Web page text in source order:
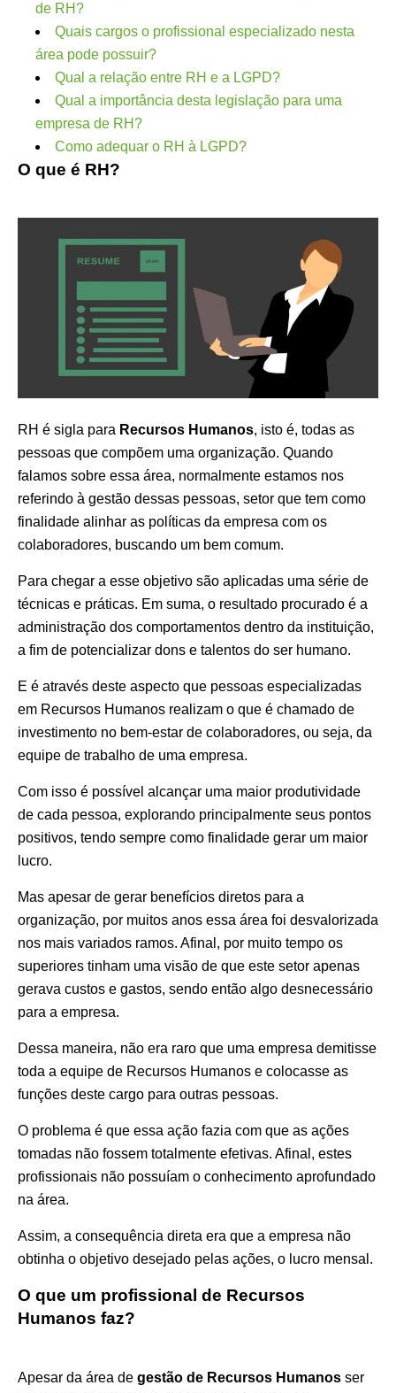
de RH?
Quais cargos o profissional especializado nesta
área pode possuir?
Qual a relação entre RH e a LGPD?
Qual a importância desta legislação para uma
empresa de RH?
Como adequar o RH à LGPD?
O que é RH?
RH é sigla para Recursos Humanos, isto é, todas as
pessoas que compõem uma organização. Quando
falamos sobre essa área, normalmente estamos nos
referindo à gestão dessas pessoas, setor que tem como
finalidade alinhar as políticas da empresa com os
colaboradores, buscando um bem comum.
Para chegar a esse objetivo são aplicadas uma série de
técnicas e práticas. Em suma, o resultado procurado é a
administração dos comportamentos dentro da instituição,
a fim de potencializar dons e talentos do ser humano.
E é através deste aspecto que pessoas especializadas
em Recursos Humanos realizam o que é chamado de
investimento no bem-estar de colaboradores, ou seja, da
equipe de trabalho de uma empresa.
Com isso é possível alcançar uma maior produtividade
de cada pessoa, explorando principalmente seus pontos
positivos, tendo sempre como finalidade gerar um maior
lucro.
Mas apesar de gerar benefícios diretos para a
organização, por muitos anos essa área foi desvalorizada
nos mais variados ramos. Afinal, por muito tempo os
superiores tinham uma visão de que este setor apenas
gerava custos e gastos, sendo então algo desnecessário
para a empresa.
Dessa maneira, não era raro que uma empresa demitisse
toda a equipe de Recursos Humanos e colocasse as
funções deste cargo para outras pessoas.
O problema é que essa ação fazia com que as ações
tomadas não fossem totalmente efetivas. Afinal, estes
profissionais não possuíam o conhecimento aprofundado
na área.
Assim, a consequência direta era que a empresa não
obtinha o objetivo desejado pelas ações, o lucro mensal.
O que um profissional de Recursos
Humanos faz?
Apesar da área de gestão de Recursos Humanos ser